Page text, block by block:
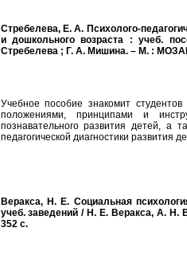
Стребелева, Е. А. Психолого-
и дошкольного возраста : учеб.
Стребелева ; Г. А. Мишина. – М. :
Учебное пособие знакомит
положениями, принципами и
познавательного развития детей, а
педагогической диагностики развития
Веракса, Н. Е. Социальная
учеб. заведений / Н. Е. Веракса, А.
352 с.